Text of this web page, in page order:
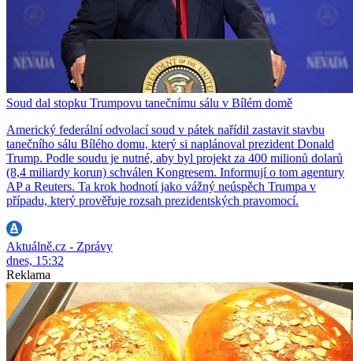
Soud dal stopku Trumpovu tanečnímu sálu v Bílém domě
Americký federální odvolací soud v pátek nařídil zastavit stavbu
tanečního sálu Bílého domu, který si naplánoval prezident Donald
Trump. Podle soudu je nutné, aby byl projekt za 400 milionů dolarů
(8,4 miliardy korun) schválen Kongresem. Informují o tom agentury
AP a Reuters. Ta krok hodnotí jako vážný neúspěch Trumpa v
případu, který prověřuje rozsah prezidentských pravomocí.
Aktuálně.cz - Zprávy
dnes, 15:32
Reklama